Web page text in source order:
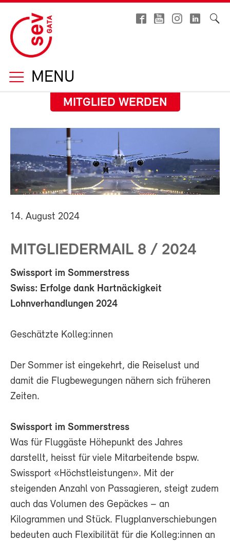
MENU
MITGLIED WERDEN
14. August 2024
MITGLIEDERMAIL 8 / 2024
Swissport im Sommerstress
Swiss: Erfolge dank Hartnäckigkeit
Lohnverhandlungen 2024
Geschätzte Kolleg:innen
Der Sommer ist eingekehrt, die Reiselust und
damit die Flugbewegungen nähern sich früheren
Zeiten.
Swissport im Sommerstress
Was für Fluggäste Höhepunkt des Jahres
darstellt, heisst für viele Mitarbeitende bspw.
Swissport «Höchstleistungen». Mit der
steigenden Anzahl von Passagieren, steigt zudem
auch das Volumen des Gepäckes – an
Kilogrammen und Stück. Flugplanverschiebungen
bedeuten auch Flexibilität für die Kolleg:innen an